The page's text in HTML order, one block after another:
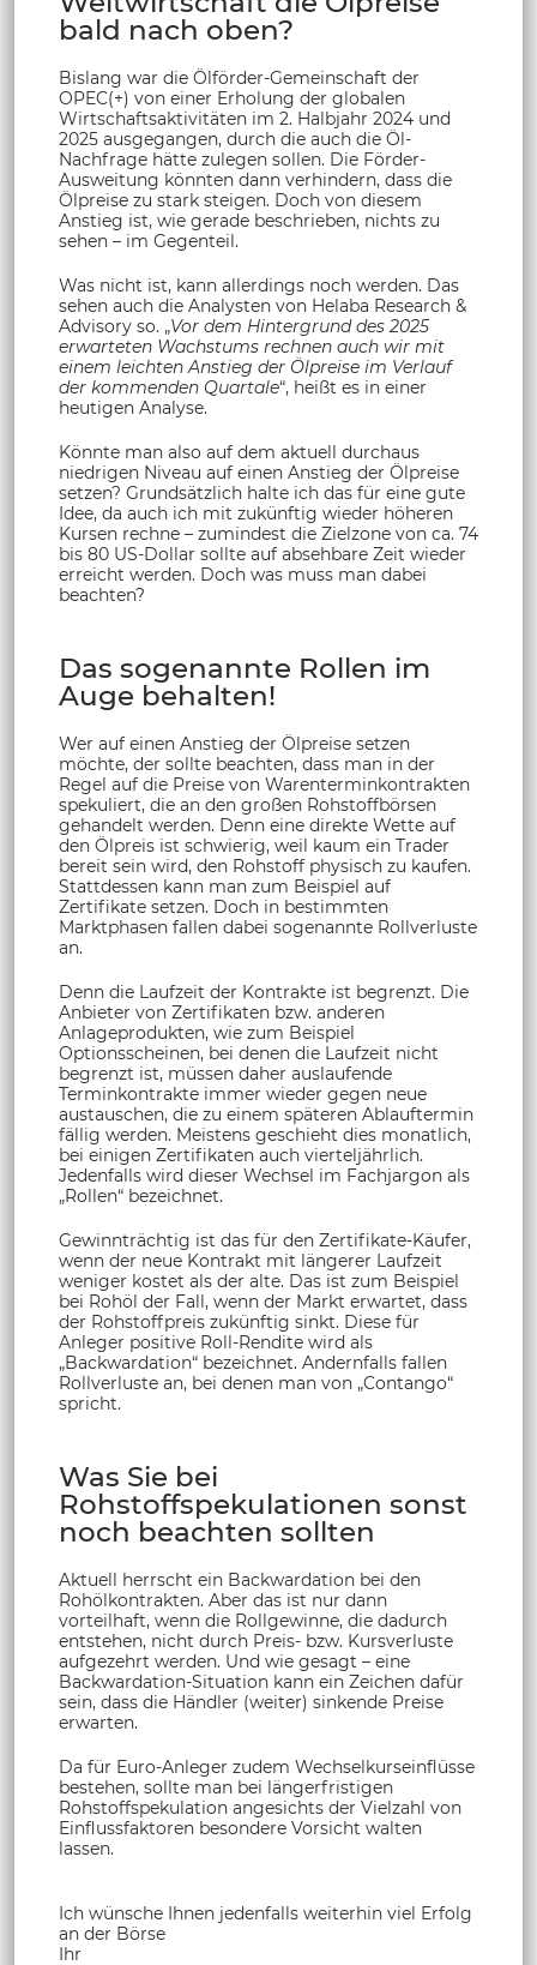
bald nach oben?
Bislang war die Ölförder-Gemeinschaft der
OPEC(+) von einer Erholung der globalen
Wirtschaftsaktivitäten im 2. Halbjahr 2024 und
2025 ausgegangen, durch die auch die Öl-
Nachfrage hätte zulegen sollen. Die Förder-
Ausweitung könnten dann verhindern, dass die
Ölpreise zu stark steigen. Doch von diesem
Anstieg ist, wie gerade beschrieben, nichts zu
sehen – im Gegenteil.
Was nicht ist, kann allerdings noch werden. Das
sehen auch die Analysten von Helaba Research &
Advisory so. „Vor dem Hintergrund des 2025
erwarteten Wachstums rechnen auch wir mit
einem leichten Anstieg der Ölpreise im Verlauf
der kommenden Quartale“, heißt es in einer
heutigen Analyse.
Könnte man also auf dem aktuell durchaus
niedrigen Niveau auf einen Anstieg der Ölpreise
setzen? Grundsätzlich halte ich das für eine gute
Idee, da auch ich mit zukünftig wieder höheren
Kursen rechne – zumindest die Zielzone von ca. 74
bis 80 US-Dollar sollte auf absehbare Zeit wieder
erreicht werden. Doch was muss man dabei
beachten?
Das sogenannte Rollen im
Auge behalten!
Wer auf einen Anstieg der Ölpreise setzen
möchte, der sollte beachten, dass man in der
Regel auf die Preise von Warenterminkontrakten
spekuliert, die an den großen Rohstoffbörsen
gehandelt werden. Denn eine direkte Wette auf
den Ölpreis ist schwierig, weil kaum ein Trader
bereit sein wird, den Rohstoff physisch zu kaufen.
Stattdessen kann man zum Beispiel auf
Zertifikate setzen. Doch in bestimmten
Marktphasen fallen dabei sogenannte Rollverluste
an.
Denn die Laufzeit der Kontrakte ist begrenzt. Die
Anbieter von Zertifikaten bzw. anderen
Anlageprodukten, wie zum Beispiel
Optionsscheinen, bei denen die Laufzeit nicht
begrenzt ist, müssen daher auslaufende
Terminkontrakte immer wieder gegen neue
austauschen, die zu einem späteren Ablauftermin
fällig werden. Meistens geschieht dies monatlich,
bei einigen Zertifikaten auch vierteljährlich.
Jedenfalls wird dieser Wechsel im Fachjargon als
„Rollen“ bezeichnet.
Gewinnträchtig ist das für den Zertifikate-Käufer,
wenn der neue Kontrakt mit längerer Laufzeit
weniger kostet als der alte. Das ist zum Beispiel
bei Rohöl der Fall, wenn der Markt erwartet, dass
der Rohstoffpreis zukünftig sinkt. Diese für
Anleger positive Roll-Rendite wird als
„Backwardation“ bezeichnet. Andernfalls fallen
Rollverluste an, bei denen man von „Contango“
spricht.
Was Sie bei
Rohstoffspekulationen sonst
noch beachten sollten
Aktuell herrscht ein Backwardation bei den
Rohölkontrakten. Aber das ist nur dann
vorteilhaft, wenn die Rollgewinne, die dadurch
entstehen, nicht durch Preis- bzw. Kursverluste
aufgezehrt werden. Und wie gesagt – eine
Backwardation-Situation kann ein Zeichen dafür
sein, dass die Händler (weiter) sinkende Preise
erwarten.
Da für Euro-Anleger zudem Wechselkurseinflüsse
bestehen, sollte man bei längerfristigen
Rohstoffspekulation angesichts der Vielzahl von
Einflussfaktoren besondere Vorsicht walten
lassen.
Ich wünsche Ihnen jedenfalls weiterhin viel Erfolg
an der Börse
Ihr